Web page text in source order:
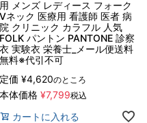
用 メンズ レディース フォーク
Vネック 医療用 看護師 医者 病
院 クリニック カラフル 人気
FOLK パントン PANTONE 診察
衣 実験衣 栄養士_メール便送料
無料※代引不可
定価 ¥4,620のところ
本体価格 ¥7,799税込
カートに入れる